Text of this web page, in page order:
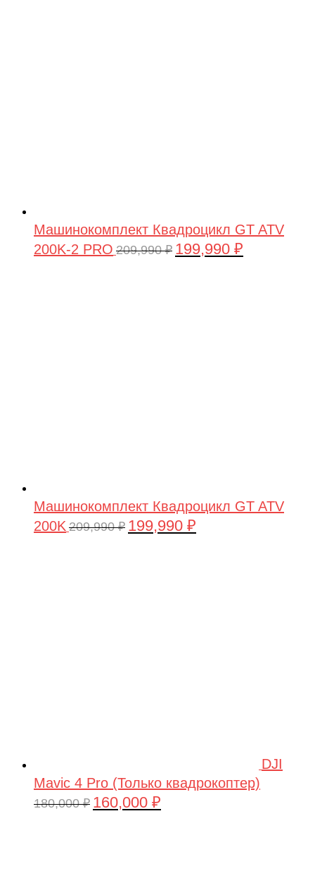
Машинокомплект Квадроцикл GT ATV
200K-2 PRO 209,990₽ Первоначальная
199,990 ₽
Машинокомплект Квадроцикл GT ATV
200K 209,990₽ Первоначальная
199,990 ₽
DJI
Mavic 4 Pro (Только квадрокоптер)
180,000₽ Первоначальная
160,000 ₽